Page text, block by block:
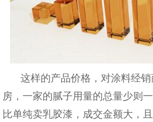
这样的产品价格，对涂料经销
房，一家的腻子用量的总量少则
比单纯卖乳胶漆，成交金额大，